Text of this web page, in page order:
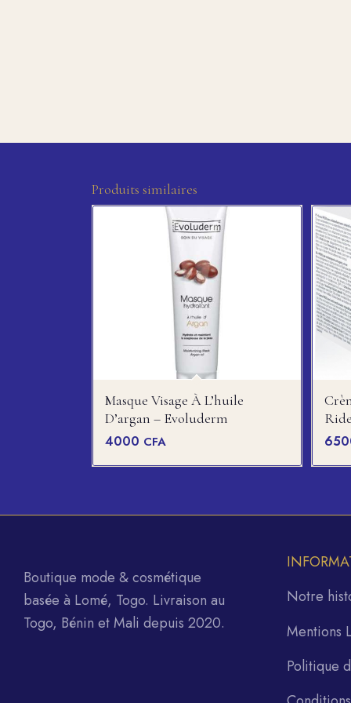
Produits similaires
Masque Visage À L’huile
D’argan – Evoluderm
4000 CFA
Boutique mode & cosmétique
basée à Lomé, Togo. Livraison au
Togo, Bénin et Mali depuis 2020.
Notre
Mentions
Politique